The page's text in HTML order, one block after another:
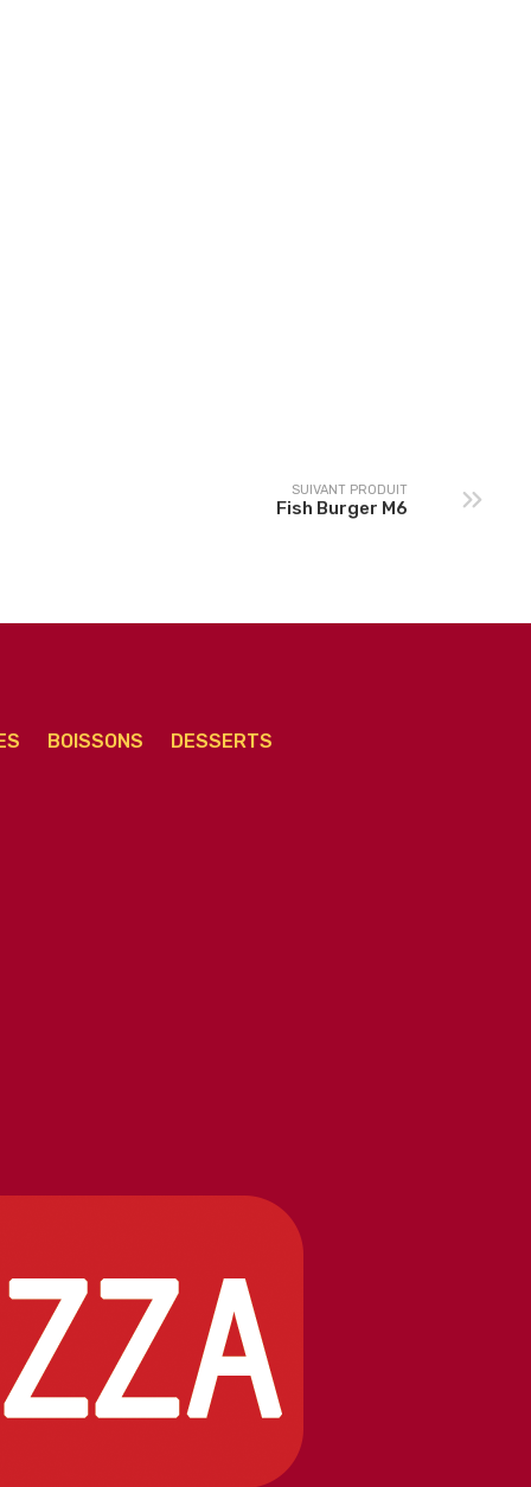
SUIVANT PRODUIT
Fish Burger M6
BOISSONS DESSERTS